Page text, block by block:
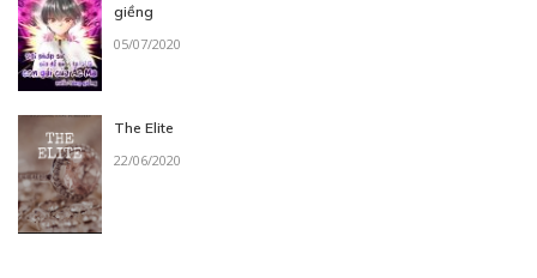
giềng
05/07/2020
The Elite
22/06/2020